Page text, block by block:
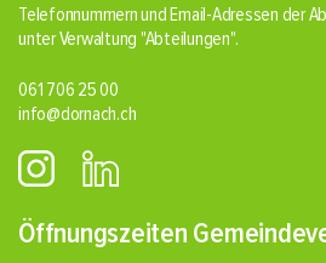
Telefonnummern und Email-Adressen der
unter Verwaltung "Abteilungen".
061 706 25 00
info@dornach.ch
Öffnungszeiten